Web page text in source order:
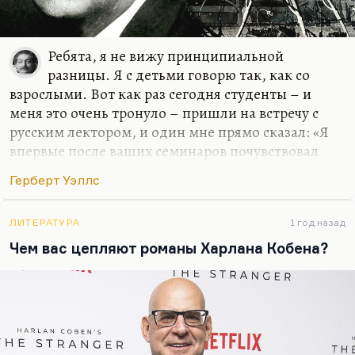
Ребята, я не вижу принципиальной
разницы. Я с детьми говорю так, как со
взрослыми. Вот как раз сегодня студенты – и
меня это очень тронуло – пришли на встречу с
русским лектором, и один мне прямо сказал: «Я
впервые после ваших семинаров почувствовал
этого совсем не хотел, но в каком-то смысле,
профессором, а может быть, студент еще и
лучше. Я не льщу молодым, не пытаюсь к ним
подольститься. Слава богу, у нас неплохие
отношения. Я не вижу принципиальной разницы
между взрослыми и детьми. Я со своим сыном
Андреем всегда говорил как со взрослым. Может
Герберт Уэллс
ЛИТЕРАТУРА 1 год назад
Чем вас цепляют романы Харлана Кобена?